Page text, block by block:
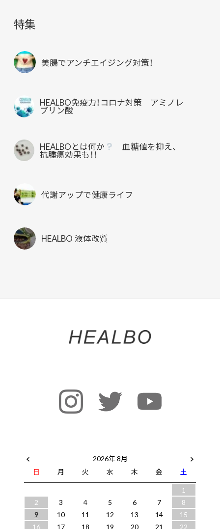
特集
美腸でアンチエイジング対策！
HEALBO免疫力！コロナ対策 アミノレ
ブリン酸
HEALBOとは何か 血糖値を抑え、
抗腫瘍効果も！！
代謝アップで健康ライフ
HEALBO 液体改質
2026年 8月
日
月 火 水 木 金
土
1
2
3 4 5 6 7
8
9
10 11 12 13 14
15
16
17 18 19 20 21 22